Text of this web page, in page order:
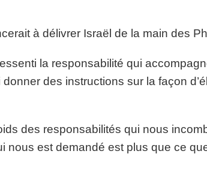
à délivrer Israël de la main des
la responsabilité qui
des instructions sur la façon
des responsabilités qui nous
est demandé est plus que ce